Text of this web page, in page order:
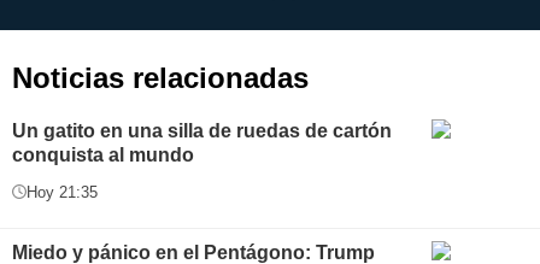
Noticias relacionadas
Un gatito en una silla de ruedas de cartón
conquista al mundo
Hoy 21:35
Miedo y pánico en el Pentágono: Trump